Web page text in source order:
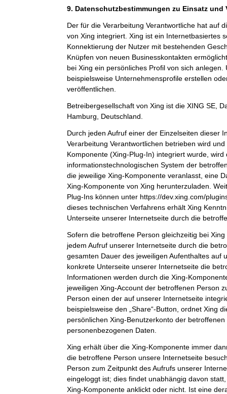
9. Datenschutzbestimmungen zu Einsatz und
Der für die Verarbeitung Verantwortliche hat auf
von Xing integriert. Xing ist ein Internetbasiertes
Konnektierung der Nutzer mit bestehenden
Knüpfen von neuen Businesskontakten
bei Xing ein persönliches Profil von sich anlegen.
beispielsweise Unternehmensprofile erstellen
veröffentlichen.
Betreibergesellschaft von Xing ist die XING SE,
Hamburg, Deutschland.
Durch jeden Aufruf einer der Einzelseiten dieser
Verarbeitung Verantwortlichen betrieben wird
Komponente (Xing-Plug-In) integriert wurde,
informationstechnologischen System der
die jeweilige Xing-Komponente veranlasst, eine
Xing-Komponente von Xing herunterzuladen.
Plug-Ins können unter https://dev.xing.com/
dieses technischen Verfahrens erhält Xing
Unterseite unserer Internetseite durch die
Sofern die betroffene Person gleichzeitig bei
jedem Aufruf unserer Internetseite durch die
gesamten Dauer des jeweiligen Aufenthaltes auf
konkrete Unterseite unserer Internetseite die
Informationen werden durch die Xing-
jeweiligen Xing-Account der betroffenen Person
Person einen der auf unserer Internetseite
beispielsweise den „Share“-Button, ordnet Xing
persönlichen Xing-Benutzerkonto der
personenbezogenen Daten.
Xing erhält über die Xing-Komponente immer
die betroffene Person unsere Internetseite
Person zum Zeitpunkt des Aufrufs unserer
eingeloggt ist; dies findet unabhängig davon
Xing-Komponente anklickt oder nicht. Ist eine